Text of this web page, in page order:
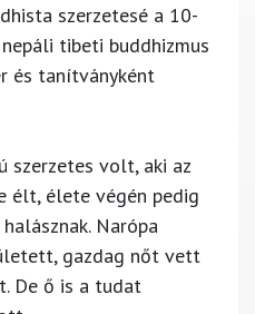
szerzetesé a 10-
tibeti buddhizmus
és tanítványként
szerzetes volt, aki az
élt, élete végén pedig
Narópa
gazdag nőt vett
De ő is a tudat